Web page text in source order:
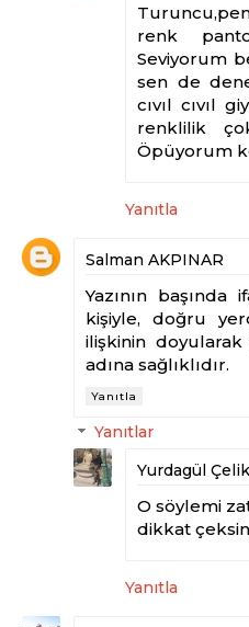
renk
Seviyorum
sen de
cıvıl cıvıl
renklilik
Öpüyorum
Yanıtla
Salman AKPINAR
Yazının
kişiyle, doğru
ilişkinin
adına sağlıklıdır.
Yanıtla
Yanıtlar
Yurdagül Çelik
O söylemi
dikkat
Yanıtla